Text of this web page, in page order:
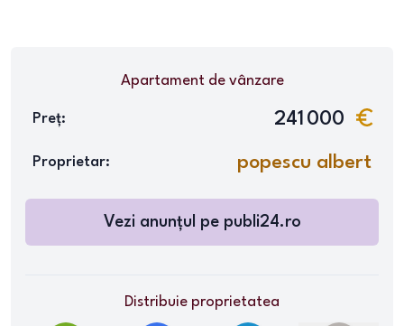
Apartamentde vânzare
Preț: 241 000
Proprietar: popescu albert
Vezi anunțul pe publi24.ro
Distribuie proprietatea